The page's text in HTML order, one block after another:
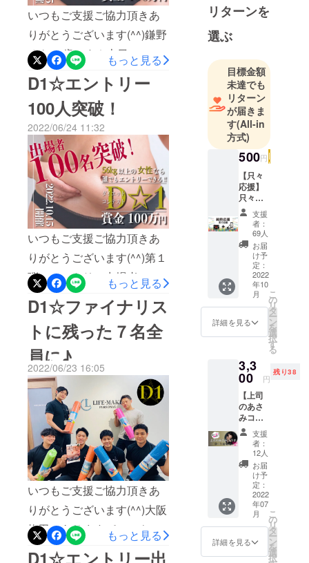
一般社団法人日本女性煌め
き推進協議会第３小委員
会 鎌野ゆきでした(^^)
いつもご支援ご協力頂きあ
りがとうございます(^^)鎌野
ゆき46歳です☆本日の23:59
までエントリー受付です♪た
だいまエントリー者数100人
超え☆「絶対100万もらって
○○したい！」「モチベー
ションを保つためだけでも
エントリーする（そんなん
で100万もらえたらラッ
キー）笑」「痩せたいって
ずっと思ってここまで来
た。これをきっかけに頑張
る！」只今さらにエント
リーが続出しております
♪D1ダイエットコンテスト
のエントリー受付は、本日
の23:59まで(^^)迷ってた！
やろうと思ってた！という
方お急ぎくださいませ♪ご支
援及びエントリー、SNSな
どで拡散して頂いた皆様あ
りがとうございます！一般
社団法人日本女性煌めき推
進協議会第３小委員会 鎌
野ゆきからの活動報告でし
た(^^)
もっと見る
D1☆エントリー
100人突破！
2022/06/24 11:32
いつもご支援ご協力頂きあ
りがとうございます(^^)第１
弾のエントリー出場者100人
突破でsold outになりまし
た！（支援者99人って100
人ちゃうやーんって気に
なった私（細かい 笑）２枚
（お友達の分）を買った方
がいらっしゃるらしい♪）友
達と賞金100万目指す！め
ちゃ素敵★親子で、姉妹で
という方も聞きます！ただ
いま104人のエントリー出場
者決定全国各地よりエント
リーいただいております♪こ
れをきっかけにダイエット
を第一歩踏み出された皆様
もっと見る
D1☆ファイナリス
トに残った７名全
員に♪
2022/06/23 16:05
いつもご支援ご協力頂きあ
りがとうございます(^^)大阪
梅田にありますパーソナル
ジムのLIFE-MAKE
もっと見る
D1☆エントリー出
リターンを
選ぶ
目標金額
未達でも
リターン
が届きま
す(All-in
方式)
500円
【只々
応援】
只々応
援！ ダ
イエッ
トや美
容の事
に関心
がある
方にお
勧め！
【内
容】 ・
当協議
会より
お礼の
と進捗
状況を
随時お
知ら
せ。 ・
当日の
LIVE観
戦がで
きる
URL（
一般公
開あ
り）を
お知ら
せいた
しま
す。 ※
支援
者：
69人
お届
け予
定：
2022
年10
月
詳細を見る
こ
の
リ
タ
ー
ン
を
選
択
す
る
3,3
00 円
残り38
【上司
のあさ
みコラ
ボ★D１
出場
権】特
典付き
でダイ
エット
大会に
出場で
きま
す。
【内
容】 ・
支援
者：
12人
お届
け予
定：
2022
年07
月
詳細を見る
こ
の
リ
タ
ー
ン
を
選
択